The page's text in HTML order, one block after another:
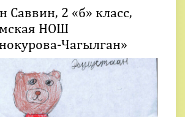
Саввин, 2 «б» класс,
НОШ
Чагылган»